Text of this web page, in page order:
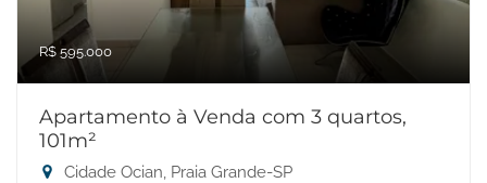
R$ 595.000
Apartamento à Venda com 3 quartos,
101m²
Cidade Ocian, Praia Grande-SP